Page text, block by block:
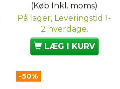
(Køb Inkl. moms)
På lager, Leveringstid 1-
2 hverdage.
LÆG I KURV
-50%